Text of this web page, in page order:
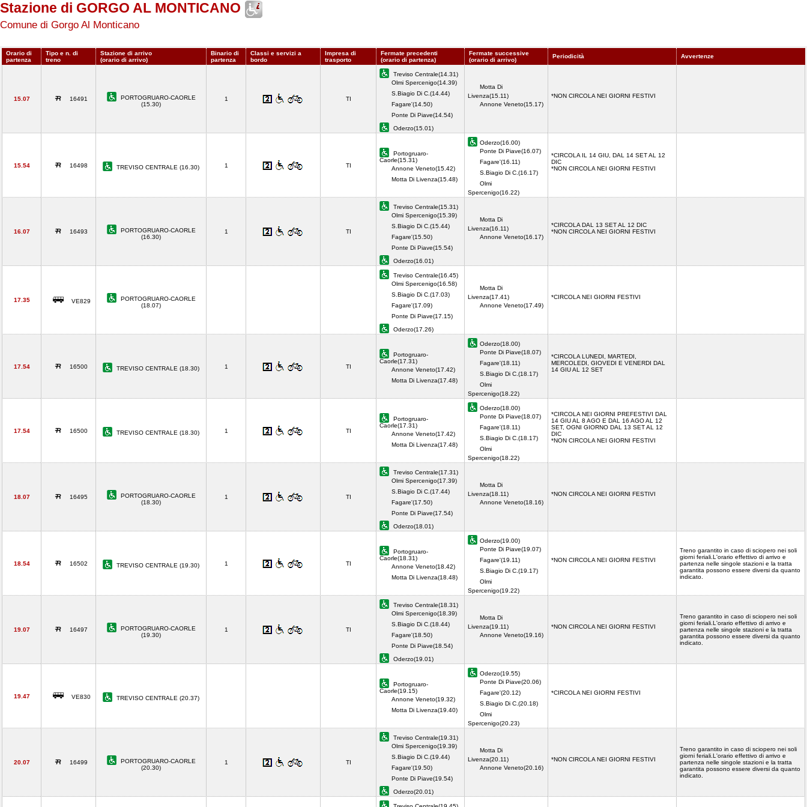
Stazione di GORGO AL MONTICANO
Comune di Gorgo Al Monticano
Orario di
partenza
Tipo e n. di
treno
Stazione di arrivo
(orario di arrivo)
Binario di
partenza
Classi e servizi a
bordo
Impresa di
trasporto
Fermate precedenti
(orario di partenza)
Fermate successive
(orario di arrivo)
Periodicità Avvertenze
15.07 16491
PORTOGRUARO-CAORLE
(15.30)
1 TI
Treviso Centrale(14.31)
Olmi Spercenigo(14.39)
S.Biagio Di C.(14.44)
Fagare'(14.50)
Ponte Di Piave(14.54)
Oderzo(15.01)
Motta Di
Livenza(15.11)
Annone Veneto(15.17)
*NON CIRCOLA NEI GIORNI FESTIVI
15.54 16498 TREVISO CENTRALE (16.30) 1 TI
Portogruaro-
Caorle(15.31)
Annone Veneto(15.42)
Motta Di Livenza(15.48)
Oderzo(16.00)
Ponte Di Piave(16.07)
Fagare'(16.11)
S.Biagio Di C.(16.17)
Olmi
Spercenigo(16.22)
*CIRCOLA IL 14 GIU, DAL 14 SET AL 12
DIC
*NON CIRCOLA NEI GIORNI FESTIVI
16.07 16493
PORTOGRUARO-CAORLE
(16.30)
1 TI
Treviso Centrale(15.31)
Olmi Spercenigo(15.39)
S.Biagio Di C.(15.44)
Fagare'(15.50)
Ponte Di Piave(15.54)
Oderzo(16.01)
Motta Di
Livenza(16.11)
Annone Veneto(16.17)
*CIRCOLA DAL 13 SET AL 12 DIC
*NON CIRCOLA NEI GIORNI FESTIVI
17.35 VE829
PORTOGRUARO-CAORLE
(18.07)
Treviso Centrale(16.45)
Olmi Spercenigo(16.58)
S.Biagio Di C.(17.03)
Fagare'(17.09)
Ponte Di Piave(17.15)
Oderzo(17.26)
Motta Di
Livenza(17.41)
Annone Veneto(17.49)
*CIRCOLA NEI GIORNI FESTIVI
17.54 16500 TREVISO CENTRALE (18.30) 1 TI
Portogruaro-
Caorle(17.31)
Annone Veneto(17.42)
Motta Di Livenza(17.48)
Oderzo(18.00)
Ponte Di Piave(18.07)
Fagare'(18.11)
S.Biagio Di C.(18.17)
Olmi
Spercenigo(18.22)
*CIRCOLA LUNEDI, MARTEDI,
MERCOLEDI, GIOVEDI E VENERDI DAL
14 GIU AL 12 SET
17.54 16500 TREVISO CENTRALE (18.30) 1 TI
Portogruaro-
Caorle(17.31)
Annone Veneto(17.42)
Motta Di Livenza(17.48)
Oderzo(18.00)
Ponte Di Piave(18.07)
Fagare'(18.11)
S.Biagio Di C.(18.17)
Olmi
Spercenigo(18.22)
*CIRCOLA NEI GIORNI PREFESTIVI DAL
14 GIU AL 8 AGO E DAL 16 AGO AL 12
SET, OGNI GIORNO DAL 13 SET AL 12
DIC
*NON CIRCOLA NEI GIORNI FESTIVI
18.07 16495
PORTOGRUARO-CAORLE
(18.30)
1 TI
Treviso Centrale(17.31)
Olmi Spercenigo(17.39)
S.Biagio Di C.(17.44)
Fagare'(17.50)
Ponte Di Piave(17.54)
Oderzo(18.01)
Motta Di
Livenza(18.11)
Annone Veneto(18.16)
*NON CIRCOLA NEI GIORNI FESTIVI
18.54 16502 TREVISO CENTRALE (19.30) 1 TI
Portogruaro-
Caorle(18.31)
Annone Veneto(18.42)
Motta Di Livenza(18.48)
Oderzo(19.00)
Ponte Di Piave(19.07)
Fagare'(19.11)
S.Biagio Di C.(19.17)
Olmi
Spercenigo(19.22)
*NON CIRCOLA NEI GIORNI FESTIVI
Treno garantito in caso di sciopero nei soli
giorni feriali.L'orario effettivo di arrivo e
partenza nelle singole stazioni e la tratta
garantita possono essere diversi da quanto
indicato.
19.07 16497
PORTOGRUARO-CAORLE
(19.30)
1 TI
Treviso Centrale(18.31)
Olmi Spercenigo(18.39)
S.Biagio Di C.(18.44)
Fagare'(18.50)
Ponte Di Piave(18.54)
Oderzo(19.01)
Motta Di
Livenza(19.11)
Annone Veneto(19.16)
*NON CIRCOLA NEI GIORNI FESTIVI
Treno garantito in caso di sciopero nei soli
giorni feriali.L'orario effettivo di arrivo e
partenza nelle singole stazioni e la tratta
garantita possono essere diversi da quanto
indicato.
19.47 VE830 TREVISO CENTRALE (20.37)
Portogruaro-
Caorle(19.15)
Annone Veneto(19.32)
Motta Di Livenza(19.40)
Oderzo(19.55)
Ponte Di Piave(20.06)
Fagare'(20.12)
S.Biagio Di C.(20.18)
Olmi
Spercenigo(20.23)
*CIRCOLA NEI GIORNI FESTIVI
20.07 16499
PORTOGRUARO-CAORLE
(20.30)
1 TI
Treviso Centrale(19.31)
Olmi Spercenigo(19.39)
S.Biagio Di C.(19.44)
Fagare'(19.50)
Ponte Di Piave(19.54)
Oderzo(20.01)
Motta Di
Livenza(20.11)
Annone Veneto(20.16)
*NON CIRCOLA NEI GIORNI FESTIVI
Treno garantito in caso di sciopero nei soli
giorni feriali.L'orario effettivo di arrivo e
partenza nelle singole stazioni e la tratta
garantita possono essere diversi da quanto
indicato.